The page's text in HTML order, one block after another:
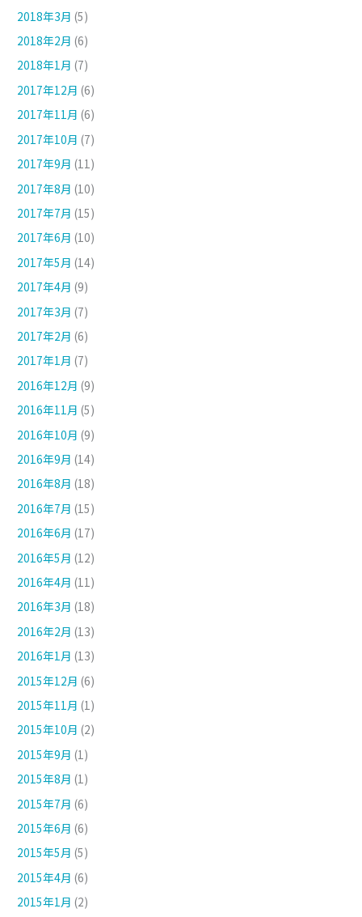
2018年3月 (5)
2018年2月 (6)
2018年1月 (7)
2017年12月 (6)
2017年11月 (6)
2017年10月 (7)
2017年9月 (11)
2017年8月 (10)
2017年7月 (15)
2017年6月 (10)
2017年5月 (14)
2017年4月 (9)
2017年3月 (7)
2017年2月 (6)
2017年1月 (7)
2016年12月 (9)
2016年11月 (5)
2016年10月 (9)
2016年9月 (14)
2016年8月 (18)
2016年7月 (15)
2016年6月 (17)
2016年5月 (12)
2016年4月 (11)
2016年3月 (18)
2016年2月 (13)
2016年1月 (13)
2015年12月 (6)
2015年11月 (1)
2015年10月 (2)
2015年9月 (1)
2015年8月 (1)
2015年7月 (6)
2015年6月 (6)
2015年5月 (5)
2015年4月 (6)
2015年1月 (2)